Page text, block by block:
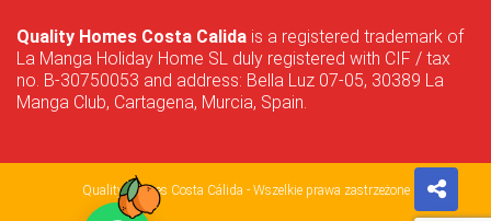
Quality Homes Costa Calida is a registered trademark of
La Manga Holiday Home SL duly registered with CIF / tax
no. B-30750053 and address: Bella Luz 07-05, 30389 La
Manga Club, Cartagena, Murcia, Spain.
Quality Homes Costa Cálida - Wszelkie prawa zastrzeżone